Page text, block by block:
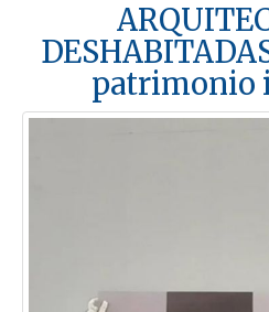
patrimonio